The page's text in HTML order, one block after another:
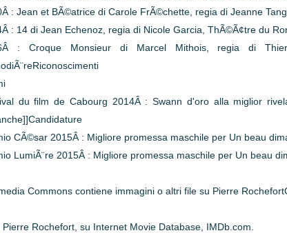
: Jean et BÃ©atrice di Carole FrÃ©chette, regia di Jeanne
: 14 di Jean Echenoz, regia di Nicole Garcia, ThÃ©Ã¢tre du
: Croque Monsieur di Marcel Mithois, regia di
du film de Cabourg 2014Â : Swann d'oro alla miglior
CÃ©sar 2015Â : Migliore promessa maschile per Un beau
LumiÃ¨re 2015Â : Migliore promessa maschile per Un beau
Commons contiene immagini o altri file su Pierre
Pierre Rochefort, su Internet Movie Database, IMDb.com.